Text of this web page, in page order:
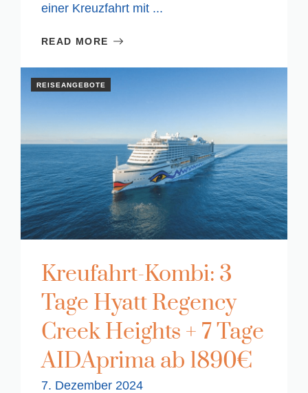
einer Kreuzfahrt mit ...
READ MORE
REISEANGEBOTE
Kreufahrt-Kombi: 3
Tage Hyatt Regency
Creek Heights + 7 Tage
AIDAprima ab 1890€
7. Dezember 2024